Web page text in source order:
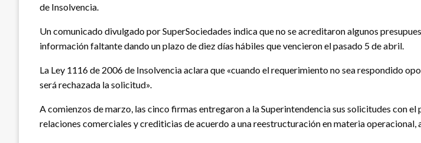
de Insolvencia.
Un comunicado divulgado por SuperSociedades indica que no se acreditaron algunos
información faltante dando un plazo de diez días hábiles que vencieron el pasado 5 de abril.
La Ley 1116 de 2006 de Insolvencia aclara que «cuando el requerimiento no sea respondido
será rechazada la solicitud».
A comienzos de marzo, las cinco firmas entregaron a la Superintendencia sus solicitudes con
relaciones comerciales y crediticias de acuerdo a una reestructuración en materia